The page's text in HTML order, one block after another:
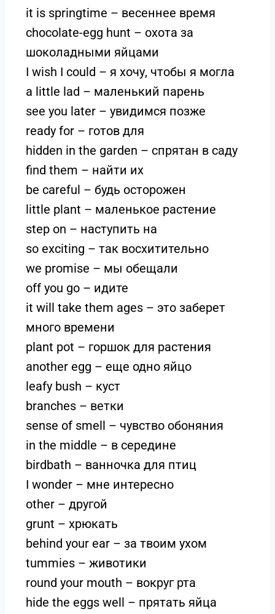
it is springtime – весеннее время
chocolate-egg hunt – охота за
шоколадными яйцами
I wish I could – я хочу, чтобы я могла
a little lad – маленький парень
see you later – увидимся позже
ready for – готов для
hidden in the garden – спрятан в саду
find them – найти их
be careful – будь осторожен
little plant – маленькое растение
step on – наступить на
so exciting – так восхитительно
we promise – мы обещали
off you go – идите
it will take them ages – это заберет
много времени
plant pot – горшок для растения
another egg – еще одно яйцо
leafy bush – куст
branches – ветки
sense of smell – чувство обоняния
in the middle – в середине
birdbath – ванночка для птиц
I wonder – мне интересно
other – другой
grunt – хрюкать
behind your ear – за твоим ухом
tummies – животики
round your mouth – вокруг рта
hide the eggs well – прятать яйца